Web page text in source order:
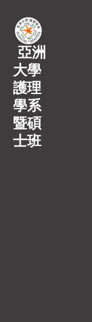
亞洲
大學
護理
學系
暨碩
士班